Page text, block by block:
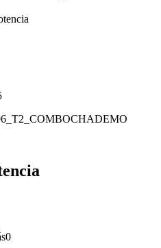
CHADEMO
0